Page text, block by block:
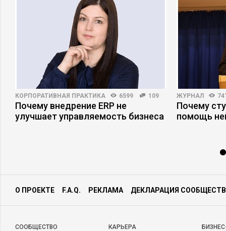
КОРПОРАТИВНАЯ ПРАКТИКА 6599 109
Почему внедрение ERP не
улучшает управляемость бизнеса
ЖУРНАЛ
Почему
помощь
О ПРОЕКТЕ F.A.Q. РЕКЛАМА ДЕКЛАРАЦИЯ
CООБЩЕСТВО КАРЬЕРА